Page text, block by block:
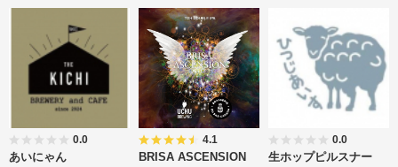
0.0
あいにゃん
4.1
BRISA ASCENSION
0.0
生ホップピルスナー